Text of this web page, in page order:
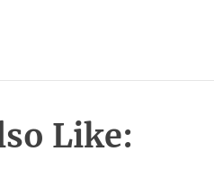
Like: